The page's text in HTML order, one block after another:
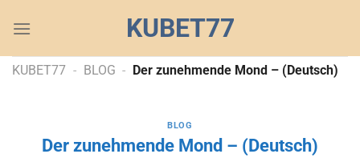
đến
dung
KUBET77
KUBET77 - BLOG - Der zunehmende Mond – (Deutsch)
BLOG
Der zunehmende Mond – (Deutsch)